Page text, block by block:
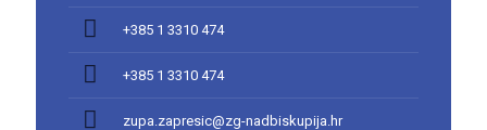
+385 1 3310 474
+385 1 3310 474
zupa.zapresic@zg-nadbiskupija.hr